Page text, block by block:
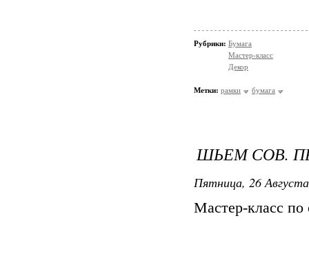
Рубрики: Бумага
Мастер-класс
Декор
Метки: рамки бумага
ШЬЕМ СОВ.
Пятница, 26
Мастер-класс